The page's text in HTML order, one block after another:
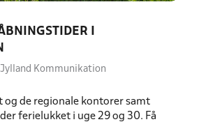
I
Jylland Kommunikation
og de regionale kontorer samt
ferielukket i uge 29 og 30. Få